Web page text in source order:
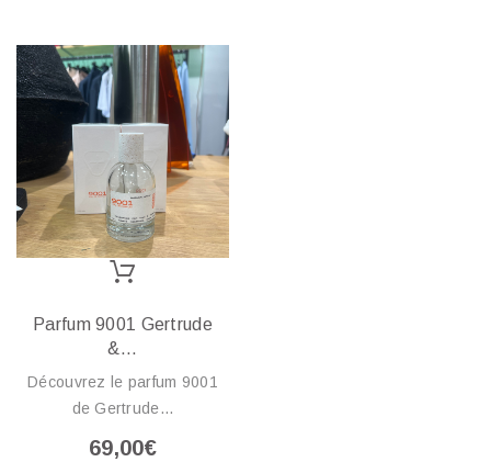
Parfum 9001 Gertrude
&...
Découvrez le parfum 9001
de Gertrude...
69,00€